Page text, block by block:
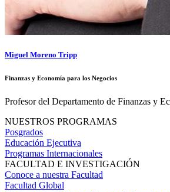
Miguel Moreno Tripp
Finanzas y Economía para los Negocios
Profesor del Departamento de Finanzas y
NUESTROS PROGRAMAS
Posgrados
Educación Ejecutiva
Programas Internacionales
FACULTAD E INVESTIGACIÓN
Conoce a nuestra Facultad
Facultad Global